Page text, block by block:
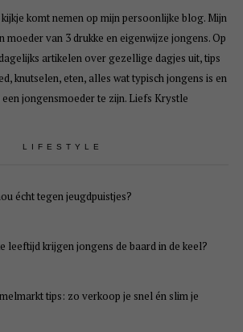
komt nemen op mijn persoonlijke blog. Mijn
moeder van 3 drukke en eigenwijze jongens. Op
artikelen over gezellige dagjes uit, tips
knutselen, eten, alles wat typisch jongens is en
jongensmoeder te zijn. Liefs Krystle
LIFESTYLE
écht tegen jeugdpuistjes?
leeftijd krijgen jongens de baard in de keel?
tips: zo verkoop je snel én slim je